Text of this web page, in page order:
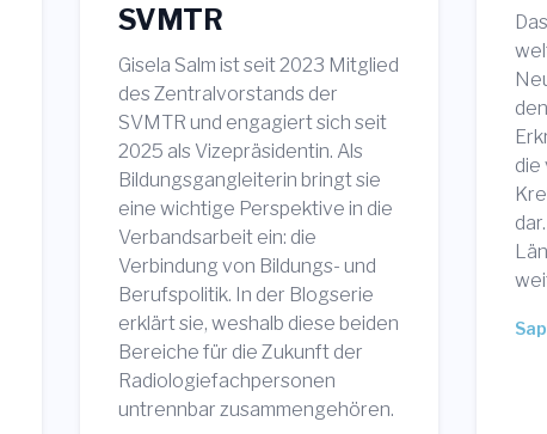
SVMTR
Gisela Salm ist seit 2023 Mitglied
des Zentralvorstands der
SVMTR und engagiert sich seit
2025 als Vizepräsidentin. Als
Bildungsgangleiterin bringt sie
eine wichtige Perspektive in die
Verbandsarbeit ein: die
Verbindung von Bildungs- und
Berufspolitik. In der Blogserie
erklärt sie, weshalb diese beiden
Bereiche für die Zukunft der
Radiologiefachpersonen
untrennbar zusammengehören.
die